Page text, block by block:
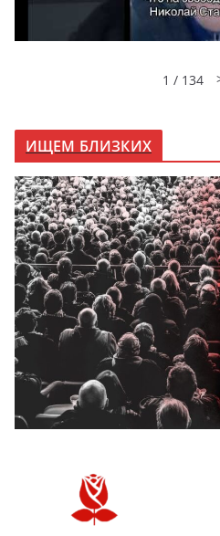
1 / 134
ИЩЕМ БЛИЗКИХ